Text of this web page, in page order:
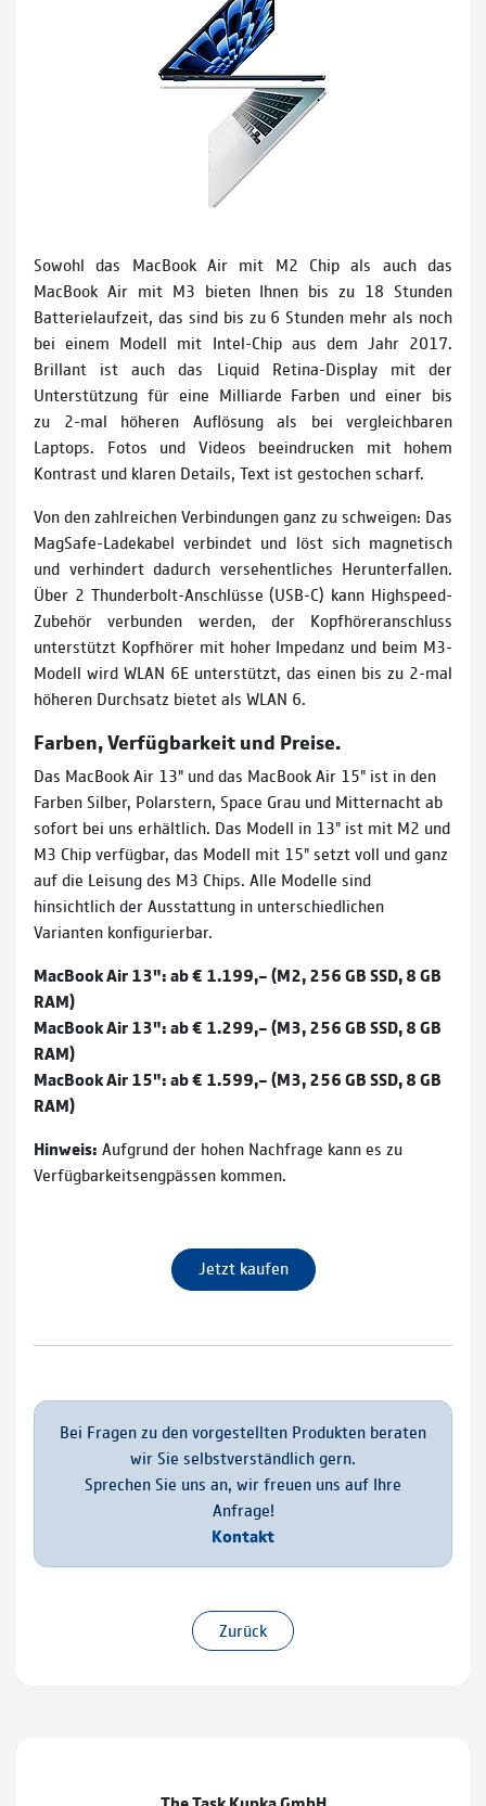
Sowohl das MacBook Air mit M2 Chip als auch das
MacBook Air mit M3 bieten Ihnen bis zu 18 Stunden
Batterie­laufzeit, das sind bis zu 6 Stunden mehr als noch
bei einem Modell mit Intel-Chip aus dem Jahr 2017.
Brillant ist auch das Liquid Retina-Display mit der
Unterstützung für eine Milliarde Farben und einer bis
zu 2-mal höheren Auflösung als bei vergleichbaren
Laptops. Fotos und Videos beein­drucken mit hohem
Kontrast und klaren Details, Text ist gestochen scharf.
Von den zahlreichen Verbindungen ganz zu schweigen: Das
MagSafe-Ladekabel verbindet und löst sich magnetisch
und verhindert dadurch versehentliches Herunterfallen.
Über 2 Thunderbolt-Anschlüsse (USB-C) kann Highspeed-
Zubehör verbunden werden, der Kopf­hörer­anschluss
unter­stützt Kopfhörer mit hoher Impedanz und beim M3-
Modell wird WLAN 6E unterstützt, das einen bis zu 2-mal
höheren Durchsatz bietet als WLAN 6.
Farben, Verfügbarkeit und Preise.
Das MacBook Air 13" und das MacBook Air 15" ist in den
Farben Silber, Polarstern, Space Grau und Mitternacht ab
sofort bei uns erhältlich. Das Modell in 13" ist mit M2 und
M3 Chip verfügbar, das Modell mit 15" setzt voll und ganz
auf die Leisung des M3 Chips. Alle Modelle sind
hinsichtlich der Ausstattung in unterschiedlichen
Varianten konfigurierbar.
MacBook Air 13": ab € 1.199,– (M2, 256 GB SSD, 8 GB
RAM)
MacBook Air 13": ab € 1.299,– (M3, 256 GB SSD, 8 GB
RAM)
MacBook Air 15": ab € 1.599,– (M3, 256 GB SSD, 8 GB
RAM)
Hinweis: Aufgrund der hohen Nachfrage kann es zu
Verfügbarkeitsengpässen kommen.
Jetzt kaufen
Bei Fragen zu den vorgestellten Produkten beraten
wir Sie selbstverständlich gern.
Sprechen Sie uns an, wir freuen uns auf Ihre
Anfrage!
Kontakt
Zurück